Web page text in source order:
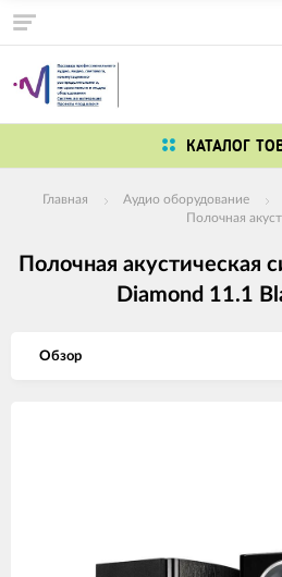
КАТАЛОГ
Главная Аудио оборудование
Полочная
Полочная акустическая
Diamond 11.1
Обзор